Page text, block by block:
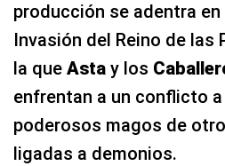
producción se adentra en
Invasión del Reino de las
la que Asta y los
enfrentan a un conflicto
poderosos magos de
ligadas a demonios.